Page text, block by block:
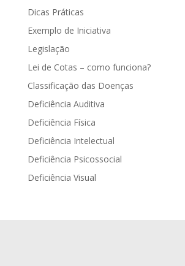
Dicas Práticas
Exemplo de Iniciativa
Legislação
Lei de Cotas – como funciona?
Classificação das Doenças
Deficiência Auditiva
Deficiência Física
Deficiência Intelectual
Deficiência Psicossocial
Deficiência Visual